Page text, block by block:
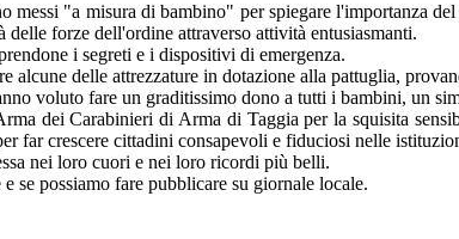
messi "a misura di bambino" per spiegare l'importanza
forze dell'ordine attraverso attività entusiasmanti.
i segreti e i dispositivi di emergenza.
alcune delle attrezzature in dotazione alla pattuglia,
voluto fare un graditissimo dono a tutti i bambini, un
dei Carabinieri di Arma di Taggia per la squisita
far crescere cittadini consapevoli e fiduciosi nelle
nei loro cuori e nei loro ricordi più belli.
se possiamo fare pubblicare su giornale locale.